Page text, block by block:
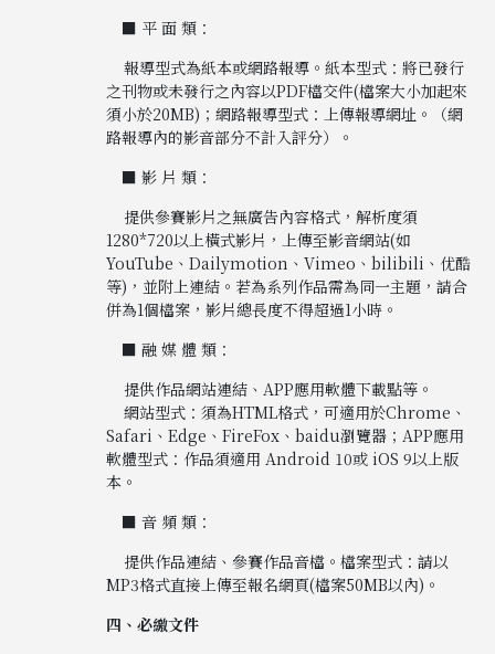
■ 平 面 類：
報導型式為紙本或網路報導。紙本型式：將已發行
之刊物或未發行之內容以PDF檔交件(檔案大小加起來
須小於20MB)；網路報導型式：上傳報導網址。（網
路報導內的影音部分不計入評分）。
■ 影 片 類：
提供參賽影片之無廣告內容格式，解析度須
1280*720以上橫式影片，上傳至影音網站(如
YouTube、Dailymotion、Vimeo、bilibili、优酷
等)，並附上連結。若為系列作品需為同一主題，請合
併為1個檔案，影片總長度不得超過1小時。
■ 融 媒 體 類：
提供作品網站連結、APP應用軟體下載點等。
網站型式：須為HTML格式，可適用於Chrome、
Safari、Edge、FireFox、baidu瀏覽器；APP應用
軟體型式：作品須適用 Android 10或 iOS 9以上版
本。
■ 音 頻 類：
提供作品連結、參賽作品音檔。檔案型式：請以
MP3格式直接上傳至報名網頁(檔案50MB以內)。
四、必繳文件